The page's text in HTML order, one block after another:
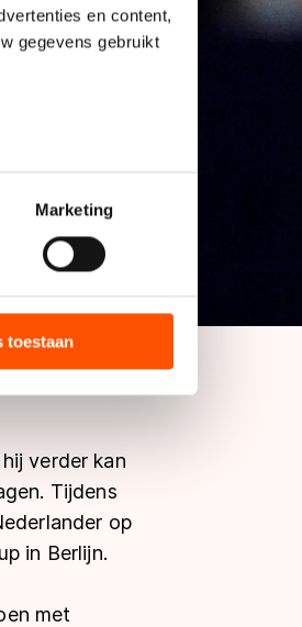
en content,
gegevens gebruikt
in. U kunt uw
advertenties en
verzameld via
waar mogelijk geen
deze overdracht.
Marketing
toestaan
verder kan
Tijdens
op
in Berlijn.
met